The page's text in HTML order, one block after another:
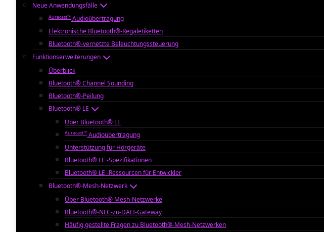
Neue Anwendungsfälle
Auracast™ Audioübertragung
Elektronische Bluetooth®-Regaletiketten
Bluetooth®-vernetzte Beleuchtungssteuerung
Funktionserweiterungen
Überblick
Bluetooth® Channel Sounding
Bluetooth®-Peilung
Bluetooth® LE
Über Bluetooth® LE
Auracast™ Audioübertragung
Unterstützung für Hörgeräte
Bluetooth® LE -Spezifikationen
Bluetooth® LE -Ressourcen für Entwickler
Bluetooth®-Mesh-Netzwerk
Über Bluetooth® Mesh-Netzwerke
Bluetooth®-NLC-zu-DALI-Gateway
Häufig gestellte Fragen zu Bluetooth®-Mesh-Netzwerken